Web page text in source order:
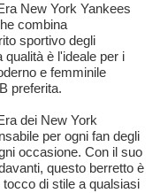
New York Yankees
combina
sportivo degli
è l'ideale per i
e femminile
preferita.
dei New York
per ogni fan degli
occasione. Con il suo
questo berretto è
di stile a qualsiasi